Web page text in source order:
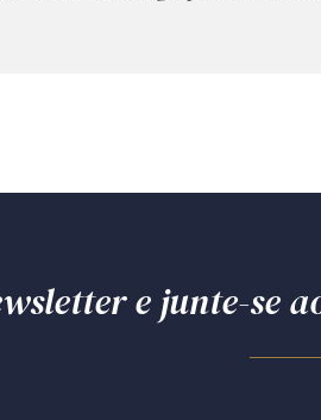
e junte-se